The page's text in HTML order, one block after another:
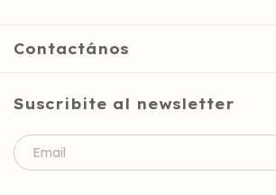
Contactános
Suscribite al newsletter